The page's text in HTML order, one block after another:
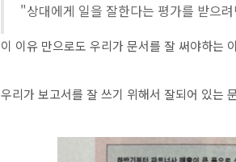
"상대에게 일을 잘한다는 평가를 받으
이 이유 만으로도 우리가 문서를 잘 써야하는
우리가 보고서를 잘 쓰기 위해서 잘되어 있는